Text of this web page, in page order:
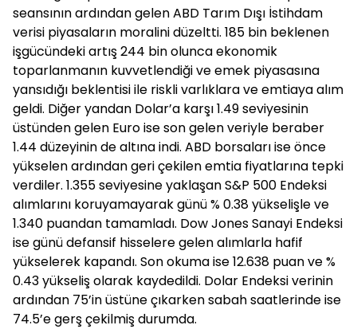
seansının ardından gelen ABD Tarım Dışı İstihdam
verisi piyasaların moralini düzeltti. 185 bin beklenen
işgücündeki artış 244 bin olunca ekonomik
toparlanmanın kuvvetlendiği ve emek piyasasına
yansıdığı beklentisi ile riskli varlıklara ve emtiaya alım
geldi. Diğer yandan Dolar’a karşı 1.49 seviyesinin
üstünden gelen Euro ise son gelen veriyle beraber
1.44 düzeyinin de altına indi. ABD borsaları ise önce
yükselen ardından geri çekilen emtia fiyatlarına tepki
verdiler. 1.355 seviyesine yaklaşan S&P 500 Endeksi
alımlarını koruyamayarak günü % 0.38 yükselişle ve
1.340 puandan tamamladı. Dow Jones Sanayi Endeksi
ise günü defansif hisselere gelen alımlarla hafif
yükselerek kapandı. Son okuma ise 12.638 puan ve %
0.43 yükseliş olarak kaydedildi. Dolar Endeksi verinin
ardından 75’in üstüne çıkarken sabah saatlerinde ise
74.5’e gerş çekilmiş durumda.